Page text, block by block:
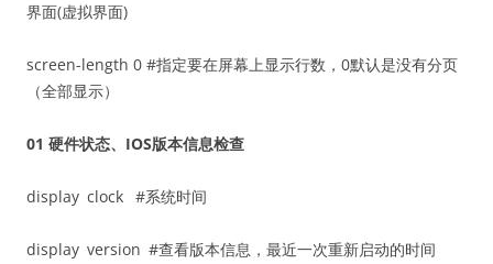
界面(虚拟界面)
screen-length 0 #指定要在屏幕上显示行数，0默认是没有分页
（全部显示）
01 硬件状态、IOS版本信息检查
display clock #系统时间
display version #查看版本信息，最近一次重新启动的时间